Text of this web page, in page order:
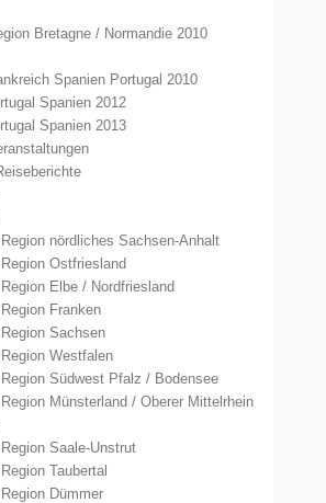
Bretagne / Normandie 2010
Spanien Portugal 2010
Spanien 2012
Spanien 2013
nördliches Sachsen-Anhalt
Ostfriesland
Elbe / Nordfriesland
Franken
Sachsen
Westfalen
Südwest Pfalz / Bodensee
Münsterland / Oberer Mittelrhein
Saale-Unstrut
Taubertal
Dümmer